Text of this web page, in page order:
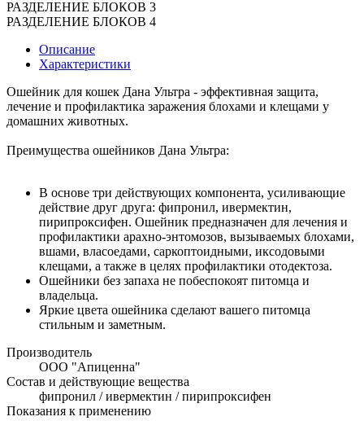
РАЗДЕЛЕНИЕ БЛОКОВ 3
РАЗДЕЛЕНИЕ БЛОКОВ 4
Описание
Характеристики
Ошейник для кошек Дана Ультра - эффективная защита,
лечение и профилактика заражения блохами и клещами у
домашних животных.
Преимущества ошейников Дана Ультра:
В основе три действующих компонента, усиливающие
действие друг друга: фипронил, ивермектин,
пирипроксифен. Ошейник предназначен для лечения и
профилактики арахно-энтомозов, вызываемых блохами,
вшами, власоедами, саркоптоидными, иксодовыми
клещами, а также в целях профилактики отодектоза.
Ошейники без запаха не побеспокоят питомца и
владельца.
Яркие цвета ошейника сделают вашего питомца
стильным и заметным.
Производитель
ООО "Апиценна"
Состав и действующие вещества
фипронил / ивермектин / пирипроксифен
Показания к применению